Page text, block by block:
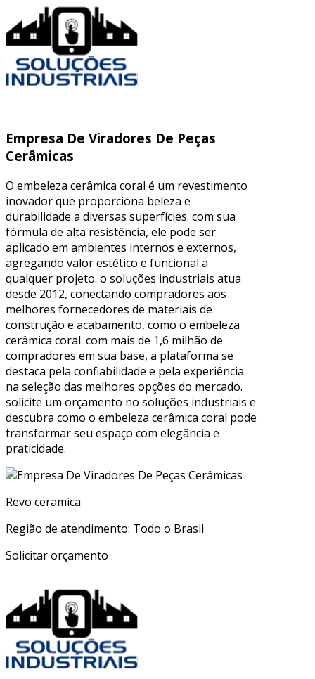
Empresa De Viradores De Peças
Cerâmicas
O embeleza cerâmica coral é um revestimento
inovador que proporciona beleza e
durabilidade a diversas superfícies. com sua
fórmula de alta resistência, ele pode ser
aplicado em ambientes internos e externos,
agregando valor estético e funcional a
qualquer projeto. o soluções industriais atua
desde 2012, conectando compradores aos
melhores fornecedores de materiais de
construção e acabamento, como o embeleza
cerâmica coral. com mais de 1,6 milhão de
compradores em sua base, a plataforma se
destaca pela confiabilidade e pela experiência
na seleção das melhores opções do mercado.
solicite um orçamento no soluções industriais e
descubra como o embeleza cerâmica coral pode
transformar seu espaço com elegância e
praticidade.
Revo ceramica
Região de atendimento: Todo o Brasil
Solicitar orçamento